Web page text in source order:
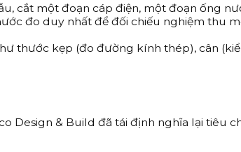
cắt một đoạn cáp điện, một đoạn ống
đo duy nhất để đối chiếu nghiệm thu
thước kẹp (đo đường kính thép), cân
Design & Build đã tái định nghĩa lại